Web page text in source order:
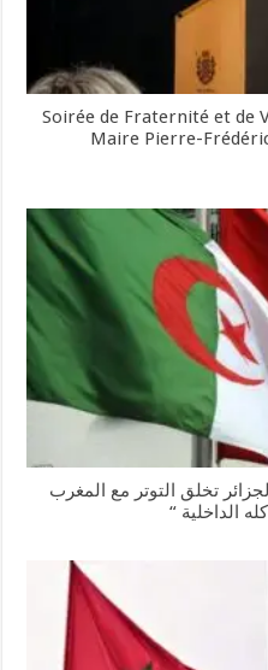
Soirée de Fraternité et de
Maire Pierre-
تخلق التوتر مع المغرب
الداخلية “